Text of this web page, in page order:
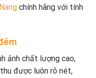
chính hãng với tính
ảnh chất lượng cao,
được luôn rõ nét,